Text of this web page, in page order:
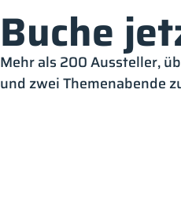
Buche
Mehr als 200 Aussteller,
und zwei Themenabende